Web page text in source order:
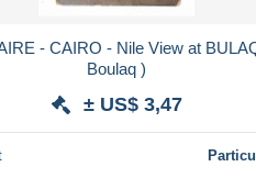
- CAIRO - Nile View at
Boulaq )
± US$ 3,47